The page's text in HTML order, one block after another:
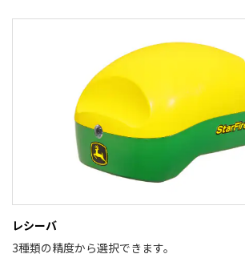
レシーバ
3種類の精度から選択できます。